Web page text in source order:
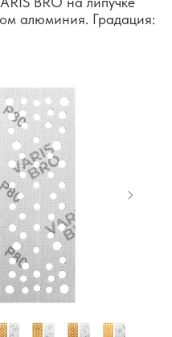
алюминия. Градация: